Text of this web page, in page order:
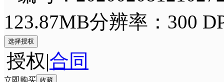
123.87MB分辨率：300
选择授权
授权|合同
立即购买 收藏